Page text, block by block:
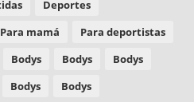
Deportes
Para mamá
Para deportistas
Bodys Bodys
Bodys
Bodys
Bodys